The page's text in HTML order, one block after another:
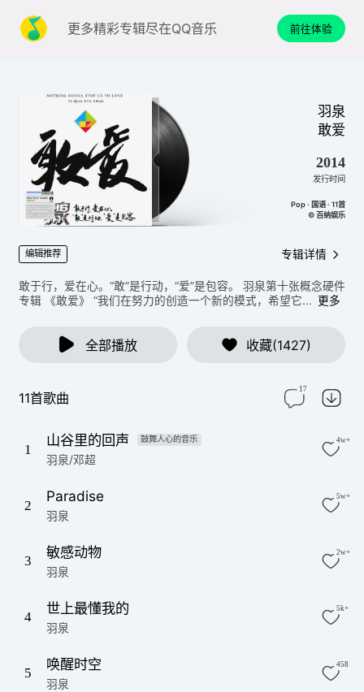
更多精彩专辑尽在QQ音乐 前往体验
羽泉
敢爱
2014
发行时间
Pop · 国语 · 11首
© 百纳娱乐
编辑推荐 专辑详情
敢于行，爱在心。“敢”是行动，“爱”是包容。 羽泉第十张概念硬件
专辑 《敢爱》 “我们在努力的创造一个新的模式，希望它... 更多
全部播放 收藏(1427)
11首歌曲
17
1
山谷里的回声 鼓舞人心的音乐
羽泉/邓超
4w+
2
Paradise
羽泉
5w+
3
敏感动物
羽泉
2w+
4
世上最懂我的
羽泉
5k+
5
唤醒时空
羽泉
458